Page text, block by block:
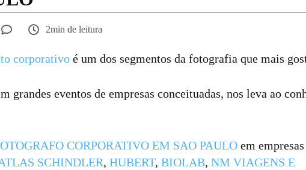
2min de leitura
corporativo é um dos segmentos da fotografia que mais
grandes eventos de empresas conceituadas, nos leva ao
CORPORATIVO EM SAO PAULO em empresas
SCHINDLER, HUBERT, BIOLAB, NM VIAGENS E